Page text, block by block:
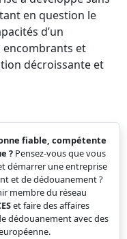
en question le
d’un
encombrants et
décroissante et
fiable, compétente
? Pensez-vous que vous
démarrer une entreprise
et de dédouanement ?
membre du réseau
et faire des affaires
dédouanement avec des